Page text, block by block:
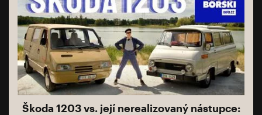
Škoda 1203 vs. její nerealizovaný nástupce: